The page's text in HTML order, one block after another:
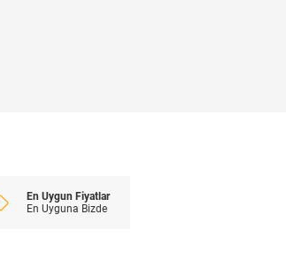
En Uygun Fiyatlar
En Uyguna Bizde